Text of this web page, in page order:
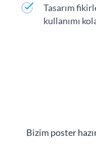
Tasarım
kullanımı
Bizim poster